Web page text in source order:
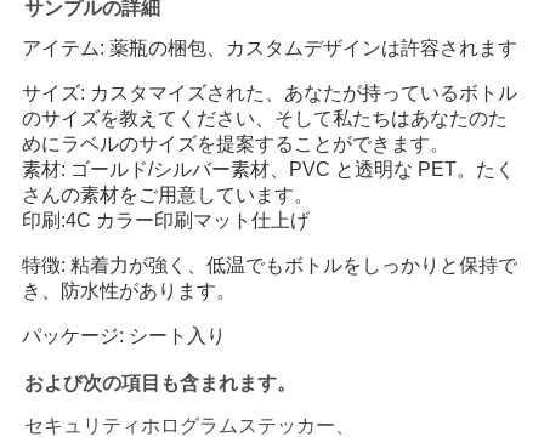
サンプルの詳細
アイテム: 薬瓶の梱包、カスタムデザインは許容されます
サイズ: カスタマイズされた、あなたが持っているボトル
のサイズを教えてください、そして私たちはあなたのた
めにラベルのサイズを提案することができます。
素材: ゴールド/シルバー素材、PVC と透明な PET。たく
さんの素材をご用意しています。
印刷:4C カラー印刷マット仕上げ
特徴: 粘着力が強く、低温でもボトルをしっかりと保持で
き、防水性があります。
パッケージ: シート入り
および次の項目も含まれます。
セキュリティホログラムステッカー、